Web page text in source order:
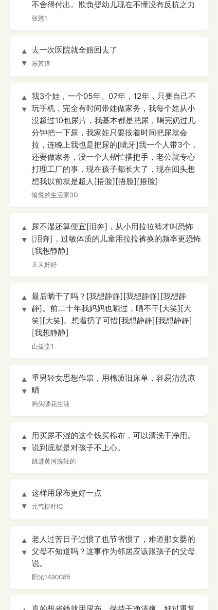
不舍得付出。欺负婴幼儿现在不懂没有反抗之力
张悠1
▲
▼
去一次医院就全赔回去了
乐其道
▲
▼
我3个娃，一个05年、07年，12年，只要自己不
玩手机，完全有时间带娃做家务，我每个娃从小
没超过10包尿片，我基本都是把尿，喝完奶过几
分钟把一下尿，我家娃只要按着时间把尿就会
拉，连晚上我也是把尿的[呲牙]我一个人带3个，
还要做家务，没一个人帮忙搭把手，老公就专心
打理工厂的事，现在孩子都长大了，现在回头想
想我以前就是超人[捂脸][捂脸][捂脸]
愉悦的生活家3D
▲
▼
尿不湿还算便宜[泪奔]，从小用拉拉裤才叫恐怖
[泪奔]，过敏体质的儿童用拉拉裤换的频率更恐怖
[我想静静]
天天好好
▲
▼
最后晒干了吗？[我想静静][我想静静][我想静
静]。前二十年我妈妈也晒过，晒不干[大笑][大
笑][大笑]。想着扔了可惜[我想静静][我想静静]
[我想静静]
山益堂1
▲
▼
重男轻女思想作祟，用棉质旧床单，容易清洗凉
晒
狗头唛花生油
▲
▼
用买尿不湿的这个钱买棉布，可以清洗干净用。
说到底就是对孩子不上心。
跳进黄河洗轻的
▲
▼
这样用尿布更好一点
元气柳叶lC
▲
▼
老人过苦日子过惯了也节省惯了，难道那女婴的
父母不知道吗？这事作为邻居应该跟孩子的父母
说。
阳光1490085